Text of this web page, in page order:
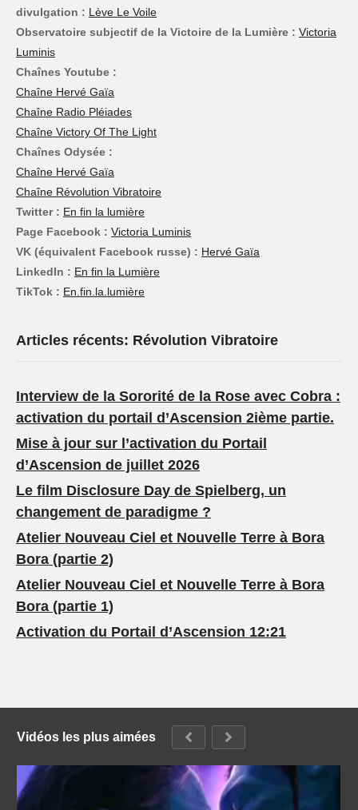
divulgation : Lève Le Voile
Observatoire subjectif de la Victoire de la Lumière : Victoria
Luminis
Chaînes Youtube :
Chaîne Hervé Gaïa
Chaîne Radio Pléiades
Chaîne Victory Of The Light
Chaînes Odysée :
Chaîne Hervé Gaïa
Chaîne Révolution Vibratoire
Twitter : En fin la lumière
Page Facebook : Victoria Luminis
VK (équivalent Facebook russe) : Hervé Gaïa
LinkedIn : En fin la Lumière
TikTok : En.fin.la.lumière
Articles récents: Révolution Vibratoire
Interview de la Sororité de la Rose avec Cobra :
activation du portail d’Ascension 2ième partie.
Mise à jour sur l’activation du Portail
d’Ascension de juillet 2026
Le film Disclosure Day de Spielberg, un
changement de paradigme ?
Atelier Nouveau Ciel et Nouvelle Terre à Bora
Bora (partie 2)
Atelier Nouveau Ciel et Nouvelle Terre à Bora
Bora (partie 1)
Activation du Portail d’Ascension 12:21
Vidéos les plus aimées